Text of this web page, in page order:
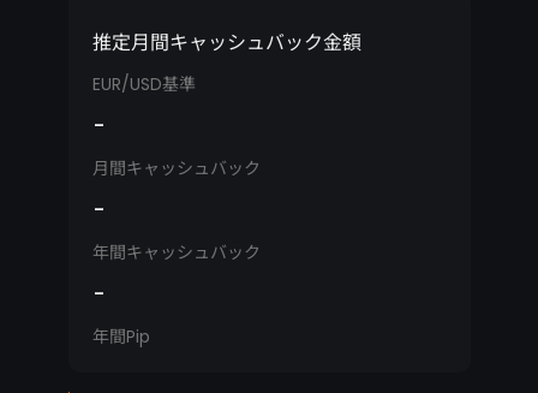
推定月間キャッシュバック金額
EUR/USD基準
-
月間キャッシュバック
-
年間キャッシュバック
-
年間Pip